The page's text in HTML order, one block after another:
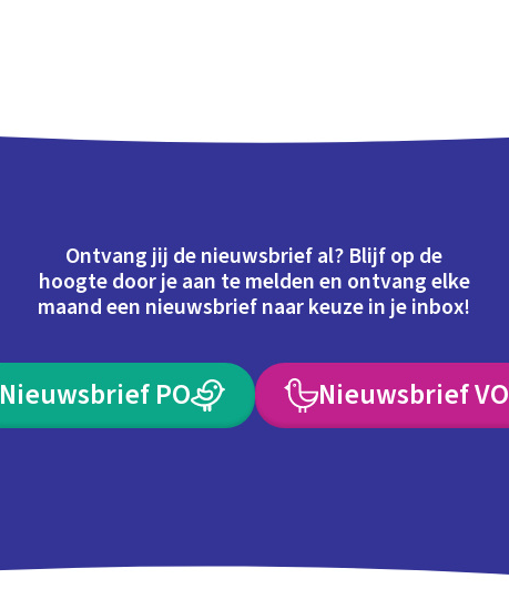
Ontvang jij de nieuwsbrief al? Blijf op de
hoogte door je aan te melden en ontvang elke
maand een nieuwsbrief naar keuze in je inbox!
Nieuwsbrief PO Nieuwsbrief VO